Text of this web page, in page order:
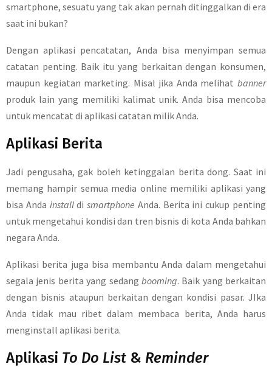
smartphone, sesuatu yang tak akan pernah ditinggalkan di era
saat ini bukan?
Dengan aplikasi pencatatan, Anda bisa menyimpan semua
catatan penting. Baik itu yang berkaitan dengan konsumen,
maupun kegiatan marketing. Misal jika Anda melihat banner
produk lain yang memiliki kalimat unik. Anda bisa mencoba
untuk mencatat di aplikasi catatan milik Anda.
Aplikasi Berita
Jadi pengusaha, gak boleh ketinggalan berita dong. Saat ini
memang hampir semua media online memiliki aplikasi yang
bisa Anda installdismartphone Anda. Berita ini cukup penting
untuk mengetahui kondisi dan tren bisnis di kota Anda bahkan
negara Anda.
Aplikasi berita juga bisa membantu Anda dalam mengetahui
segala jenis berita yang sedang booming. Baik yang berkaitan
dengan bisnis ataupun berkaitan dengan kondisi pasar. JIka
Anda tidak mau ribet dalam membaca berita, Anda harus
menginstall aplikasi berita.
Aplikasi To Do List & Reminder